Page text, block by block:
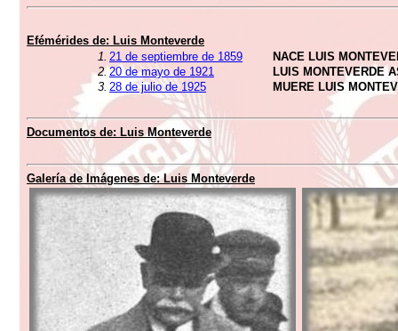
Efémérides de: Luis Monteverde
1. 21 de septiembre de 1859
NACE LUIS
2. 20 de mayo de 1921
LUIS MONTEVERDE
3. 28 de julio de 1925 MUERE LUIS
Documentos de: Luis Monteverde
Galería de Imágenes de:Luis Monteverde